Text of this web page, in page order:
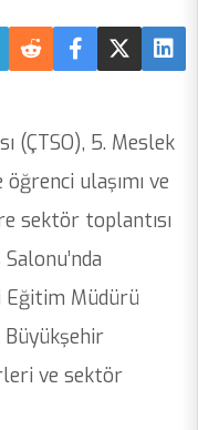
(ÇTSO), 5. Meslek
ulaşımı ve
sektör toplantısı
Eğitim Müdürü
Büyükşehir
ve sektör